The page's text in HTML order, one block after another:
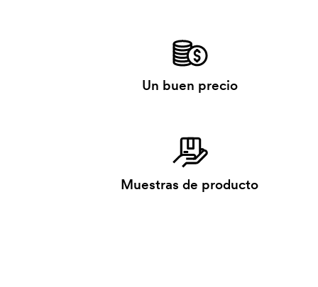
Un buen precio
Muestras de producto